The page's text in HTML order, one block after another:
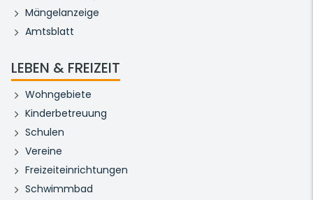
Mängelanzeige
Amtsblatt
LEBEN & FREIZEIT
Wohngebiete
Kinderbetreuung
Schulen
Vereine
Freizeiteinrichtungen
Schwimmbad